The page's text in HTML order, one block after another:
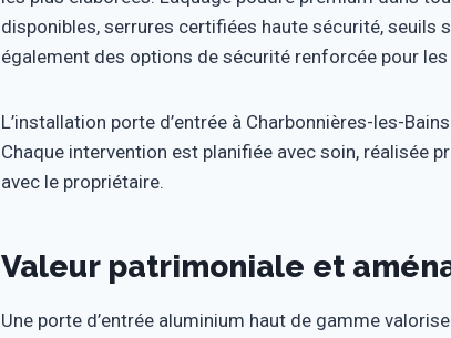
disponibles, serrures certifiées haute sécurité, seuils
également des options de sécurité renforcée pour
L’installation porte d’entrée à Charbonnières-les-
Chaque intervention est planifiée avec soin, réalisée
avec le propriétaire.
Valeur patrimoniale et
Une porte d’entrée aluminium haut de gamme